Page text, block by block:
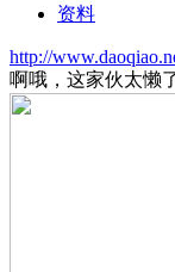
资料
http://
啊哦，这家伙太懒